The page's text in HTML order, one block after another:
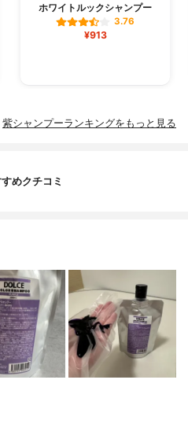
ホワイトルックシャンプー
3.76
¥913
紫シャンプーランキングをもっと見る
めクチコミ